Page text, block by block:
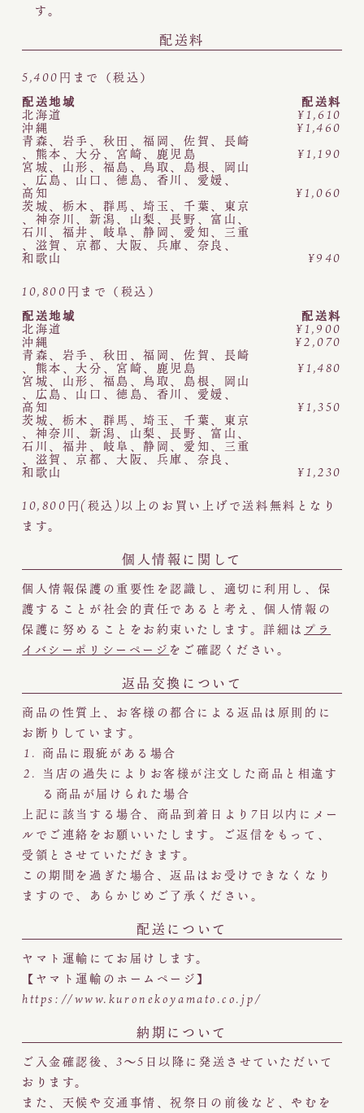
す。
配送料
5,400円まで（税込）
配送地域
配送料
北海道 ¥1,610
沖縄 ¥1,460
青森、 岩手 、 秋田 、福岡、 佐賀、 長崎
、 熊本、 大分、 宮崎、 鹿児島 ¥1,190
宮城、 山形、 福島、 鳥取、 島根、 岡山
、 広島、 山口 、徳島、 香川 、 愛媛、
高知 ¥1,060
茨城、 栃木、 群馬 、埼玉、 千葉、 東京
、 神奈川、新潟、 山梨、長野、 富山、
石川、 福井、 岐阜、静岡、 愛知、 三重
、 滋賀 、 京都、 大阪、 兵庫、 奈良 、
和歌山
¥940
10,800円まで（税込）
配送地域
配送料
北海道 ¥1,900
沖縄 ¥2,070
青森、 岩手 、 秋田 、福岡、 佐賀、 長崎
、 熊本、 大分、 宮崎、 鹿児島 ¥1,480
宮城、 山形、 福島、 鳥取、 島根、 岡山
、 広島、 山口 、徳島、 香川 、 愛媛、
高知 ¥1,350
茨城、 栃木、 群馬 、埼玉、 千葉、 東京
、 神奈川、新潟、 山梨、長野、 富山、
石川、 福井、 岐阜、静岡、 愛知、 三重
、 滋賀 、 京都、 大阪、 兵庫、 奈良 、
和歌山
¥1,230
10,800円(税込)以上のお買い上げで送料無料となり
ます。
個人情報に関して
個人情報保護の重要性を認識し、適切に利用し、保
護することが社会的責任であると考え、個人情報の
保護に努めることをお約束いたします。詳細は プラ
イバシーポリシーページ をご確認ください。
返品交換について
商品の性質上、お客様の都合による返品は原則的に
お断りしています。
商品に瑕疵がある場合
当店の過失によりお客様が注文した商品と相違す
る商品が届けられた場合
上記に該当する場合、商品到着日より7日以内にメー
ルでご連絡をお願いいたします。ご返信をもって、
受領とさせていただきます。
この期間を過ぎた場合、返品はお受けできなくなり
ますので、あらかじめご了承ください。
配送について
ヤマト運輸にてお届けします。
【ヤマト運輸のホームページ】
https://www.kuronekoyamato.co.jp/
納期について
ご入金確認後、3～5日以降に発送させていただいて
おります。
また、天候や交通事情、祝祭日の前後など、やむを